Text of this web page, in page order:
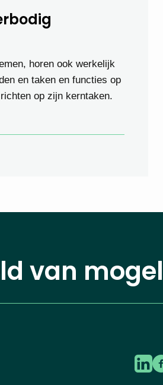
horen ook werkelijk
en taken en functies op
op zijn kerntaken.
van